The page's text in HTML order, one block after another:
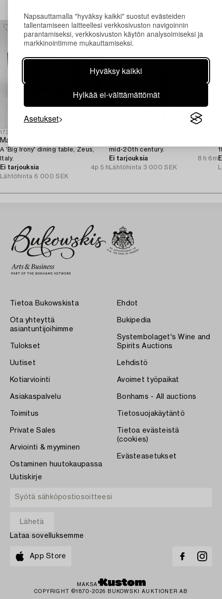
Napsauttamalla "hyväksy kaikki" suostut evästeiden
tallentamiseen laitteellesi verkkosivuston navigoinnin
parantamiseksi, verkkosivuston käytön analysoimiseksi ja
markkinointimme mukauttamiseksi.
Hyväksy kaikki
Hylkää ei-välttämättömät
Asetukset
1730109
Maurizio Peregalli
A 'Big Irony' dining table, Zeus,
Italy.
Ei tarjouksia
4p 5 h
Lähtöhinta 6 000 SEK
mid-20th century.
Ei tarjouksia
8 h 6m
Lähtöhinta 3 000 SEK
Tietoa Bukowskista
Ota yhteyttä
asiantuntijoihimme
Tulokset
Uutiset
Kotiarviointi
Asiakaspalvelu
Toimitus
Private Sales
Arviointi & myyminen
Ostaminen huutokaupassa
Ehdot
Bukipedia
Systembolaget's Wine and
Spirits Auctions
Lehdistö
Avoimet työpaikat
Bonhams - All auctions
Tietosuojakäytäntö
Tietoa evästeistä
(cookies)
Evästeasetukset
Uutiskirje
Lataa sovelluksemme
App Store
MAKSA
COPYRIGHT ©1870-2026 BUKOWSKI AUKTIONER AB